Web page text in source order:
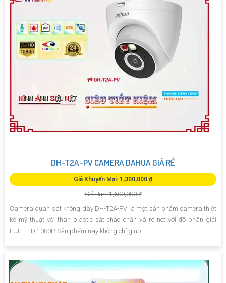
DH-T2A-PV CAMERA DAHUA GIÁ RẺ
Giá Khuyến Mại: 1,300,000 ₫
Giá Bán: 1,600,000 ₫
Camera quan sát không dây DH-T2A-PV là một sản phẩm camera thiết
kế mỹ thuật với thân plastic sắt chắc chắn và rõ nét với độ phân giải
FULL HD 1080P. Sản phẩm này không chỉ giúp...